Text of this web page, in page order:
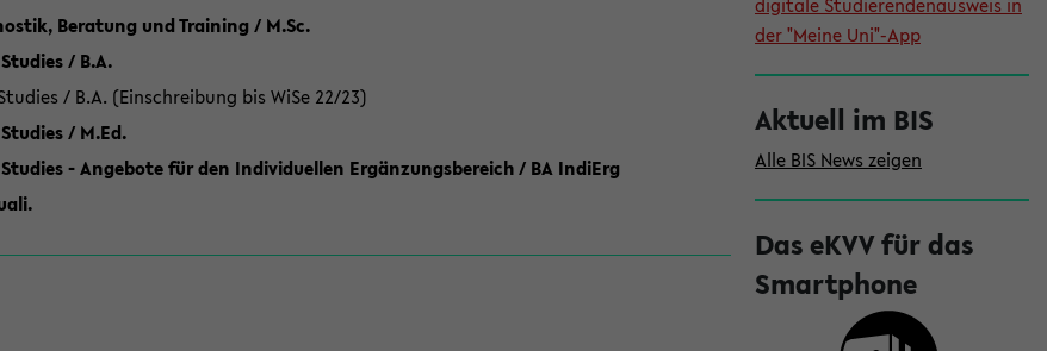
Beratung und Training / M.Sc.
/ B.A.
/ B.A. (Einschreibung bis WiSe 22/23)
/ M.Ed.
- Angebote für den Individuellen Ergänzungsbereich / BA IndiErg
der "Meine Uni"-App
Aktuell im BIS
Alle BIS News zeigen
Das eKVV für das
Smartphone